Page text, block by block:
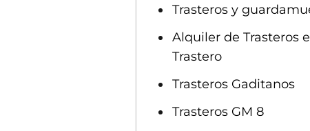
Trasteros y
Alquiler de Trasteros
Trastero
Trasteros Gaditanos
Trasteros GM 8